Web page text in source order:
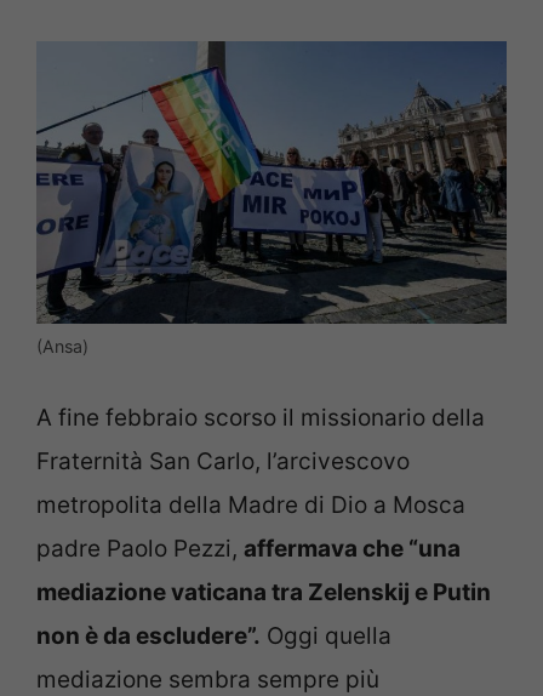
(Ansa)
A fine febbraio scorso il missionario della
Fraternità San Carlo, l’arcivescovo
metropolita della Madre di Dio a Mosca
padre Paolo Pezzi, affermava che “una
mediazione vaticana tra Zelenskij e Putin
non è da escludere”. Oggi quella
mediazione sembra sempre più